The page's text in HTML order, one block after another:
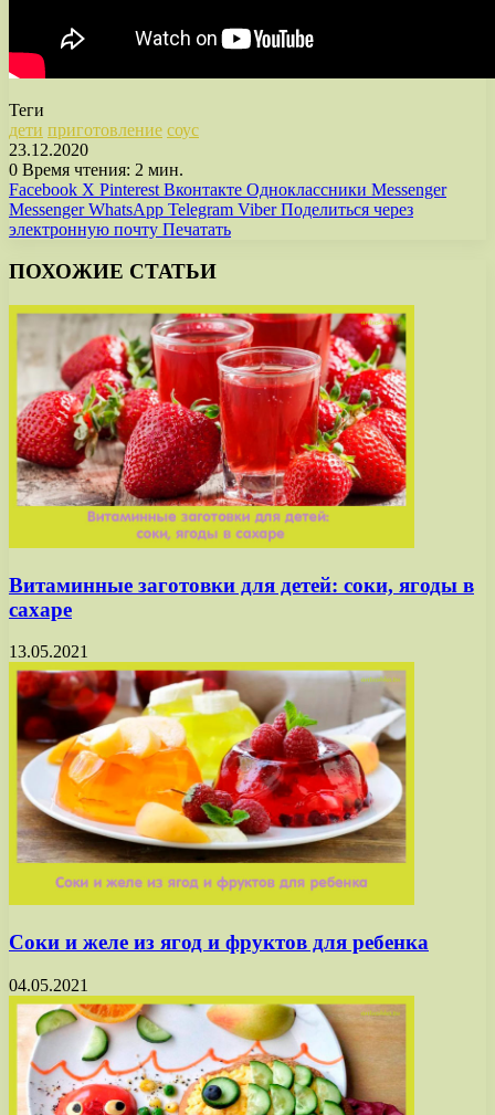
Теги
дети приготовление соус
23.12.2020
0 Время чтения: 2 мин.
Facebook X Pinterest Вконтакте Одноклассники Messenger
Messenger WhatsApp Telegram Viber Поделиться через
электронную почту Печатать
ПОХОЖИЕ СТАТЬИ
Витаминные заготовки для детей: соки, ягоды в
сахаре
13.05.2021
Соки и желе из ягод и фруктов для ребенка
04.05.2021